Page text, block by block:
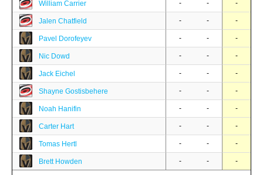
William Carrier - - -
Jalen Chatfield - - -
Pavel Dorofeyev - - -
Nic Dowd - - -
Jack Eichel - - -
Shayne Gostisbehere - - -
Noah Hanifin - - -
Carter Hart - - -
Tomas Hertl - - -
Brett Howden - - -